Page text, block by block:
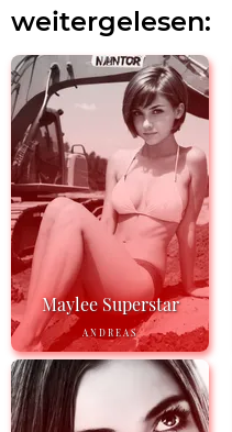
weitergelesen:
Maylee Superstar
ANDREAS